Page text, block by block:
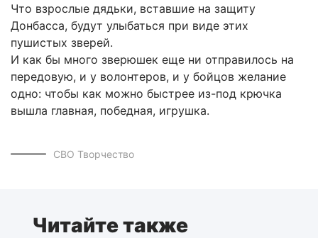
Что взрослые дядьки, вставшие на защиту
Донбасса, будут улыбаться при виде этих
пушистых зверей.
И как бы много зверюшек еще ни отправилось на
передовую, и у волонтеров, и у бойцов желание
одно: чтобы как можно быстрее из-под крючка
вышла главная, победная, игрушка.
СВО Творчество
Читайте также